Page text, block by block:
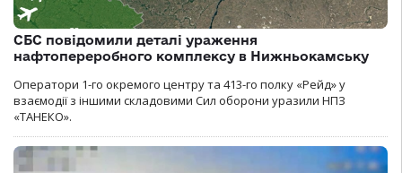
СБС повідомили деталі ураження
нафтопереробного комплексу в Нижньокамську
Оператори 1-го окремого центру та 413-го полку «Рейд» у
взаємодії з іншими складовими Сил оборони уразили НПЗ
«ТАНЕКО».